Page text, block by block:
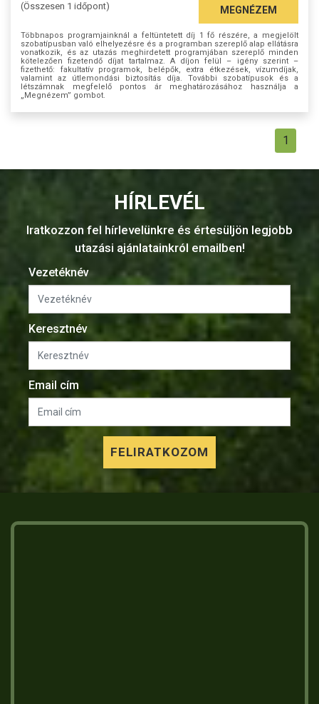
(Összesen 1 időpont) MEGNÉZEM
Többnapos programjainknál a feltüntetett díj 1 fő részére, a megjelölt
szobatípusban való elhelyezésre és a programban szereplő alap ellátásra
vonatkozik, és az utazás meghirdetett programjában szereplő minden
kötelezően fizetendő díjat tartalmaz. A díjon felül – igény szerint –
fizethető: fakultatív programok, belépők, extra étkezések, vízumdíjak,
valamint az útlemondási biztosítás díja. További szobatípusok és a
létszámnak megfelelő pontos ár meghatározásához használja a
„Megnézem” gombot.
1
HÍRLEVÉL
Iratkozzon fel hírlevelünkre és értesüljön legjobb
utazási ajánlatainkról emailben!
Vezetéknév
Keresztnév
Email cím